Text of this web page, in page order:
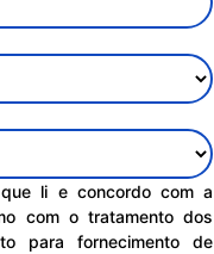
li e concordo com a
com o tratamento dos
para fornecimento de